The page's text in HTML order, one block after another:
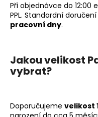
Při objednávce do
PPL. Standardní
pracovní dny.
Jakou velikost
vybrat?
Doporučujeme velikost